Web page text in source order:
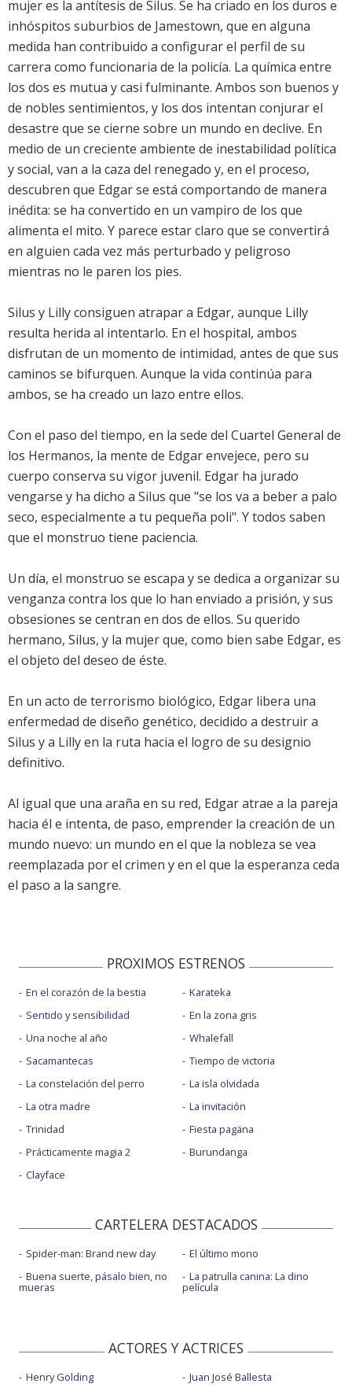
mujer es la antítesis de Silus. Se ha criado en los duros e
inhóspitos suburbios de Jamestown, que en alguna
medida han contribuido a configurar el perfil de su
carrera como funcionaria de la policía. La química entre
los dos es mutua y casi fulminante. Ambos son buenos y
de nobles sentimientos, y los dos intentan conjurar el
desastre que se cierne sobre un mundo en declive. En
medio de un creciente ambiente de inestabilidad política
y social, van a la caza del renegado y, en el proceso,
descubren que Edgar se está comportando de manera
inédita: se ha convertido en un vampiro de los que
alimenta el mito. Y parece estar claro que se convertirá
en alguien cada vez más perturbado y peligroso
mientras no le paren los pies.
Silus y Lilly consiguen atrapar a Edgar, aunque Lilly
resulta herida al intentarlo. En el hospital, ambos
disfrutan de un momento de intimidad, antes de que sus
caminos se bifurquen. Aunque la vida continúa para
ambos, se ha creado un lazo entre ellos.
Con el paso del tiempo, en la sede del Cuartel General de
los Hermanos, la mente de Edgar envejece, pero su
cuerpo conserva su vigor juvenil. Edgar ha jurado
vengarse y ha dicho a Silus que "se los va a beber a palo
seco, especialmente a tu pequeña poli". Y todos saben
que el monstruo tiene paciencia.
Un día, el monstruo se escapa y se dedica a organizar su
venganza contra los que lo han enviado a prisión, y sus
obsesiones se centran en dos de ellos. Su querido
hermano, Silus, y la mujer que, como bien sabe Edgar, es
el objeto del deseo de éste.
En un acto de terrorismo biológico, Edgar libera una
enfermedad de diseño genético, decidido a destruir a
Silus y a Lilly en la ruta hacia el logro de su designio
definitivo.
Al igual que una araña en su red, Edgar atrae a la pareja
hacia él e intenta, de paso, emprender la creación de un
mundo nuevo: un mundo en el que la nobleza se vea
reemplazada por el crimen y en el que la esperanza ceda
el paso a la sangre.
PROXIMOS ESTRENOS
En el corazón de la bestia
Sentido y sensibilidad
Una noche al año
Sacamantecas
La constelación del perro
La otra madre
Trinidad
Prácticamente magia 2
Clayface
Karateka
En la zona gris
Whalefall
Tiempo de victoria
La isla olvidada
La invitación
Fiesta pagäna
Burundanga
CARTELERA DESTACADOS
Spider-man: Brand new day
Buena suerte, pásalo bien, no
mueras
El último mono
La patrulla canina: La dino
película
ACTORES Y ACTRICES
Henry Golding
Juan José Ballesta